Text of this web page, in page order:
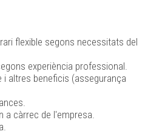
flexible segons necessitats del
experiència professional.
i altres beneficis (assegurança
a càrrec de l'empresa.